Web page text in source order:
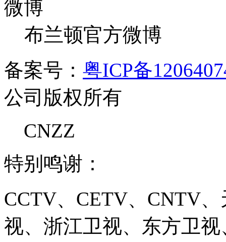
布兰顿官方微博
备案号： 粤ICP备
公司版权所有
CNZZ
特别鸣谢：
CCTV、CETV、CNTV
视、浙江卫视、东方卫